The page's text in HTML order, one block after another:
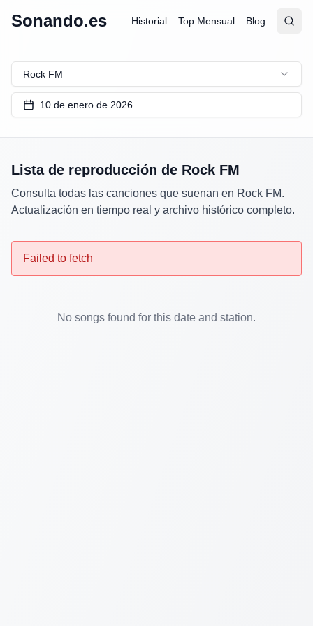
Sonando.es Historial Top Mensual Blog
Abrir
Rock FM
10 de enero de 2026
Lista de reproducción de Rock FM
Consulta todas las canciones que suenan en Rock FM.
Actualización en tiempo real y archivo histórico completo.
Failed to fetch
No songs found for this date and station.